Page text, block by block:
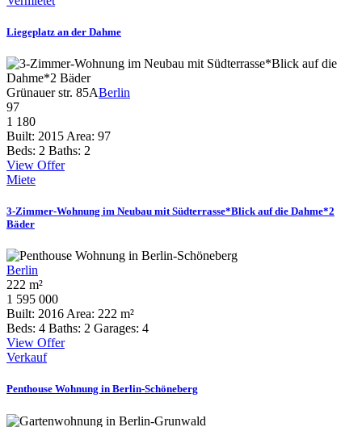
Liegeplatz an der Dahme
Grünauer str. 85ABerlin
97
1 180
Built: 2015 Area: 97
Beds: 2 Baths: 2
View Offer
Miete
3-Zimmer-Wohnung im Neubau mit Südterrasse*Blick auf die Dahme*2
Bäder
Berlin
222 m²
1 595 000
Built: 2016 Area: 222 m²
Beds: 4 Baths: 2 Garages: 4
View Offer
Verkauf
Penthouse Wohnung in Berlin-Schöneberg